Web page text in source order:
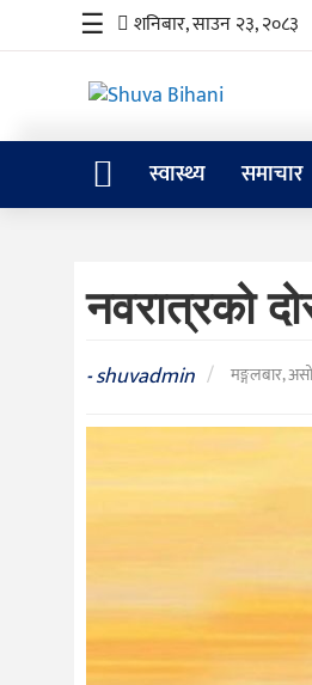
स्वास्थ्य
संस्कृति
☰ शनिबार, साउन २३, २०८३
स्वास्थ्य समाचार
नवरात्रको
-shuvadmin / मङ्गलबार,